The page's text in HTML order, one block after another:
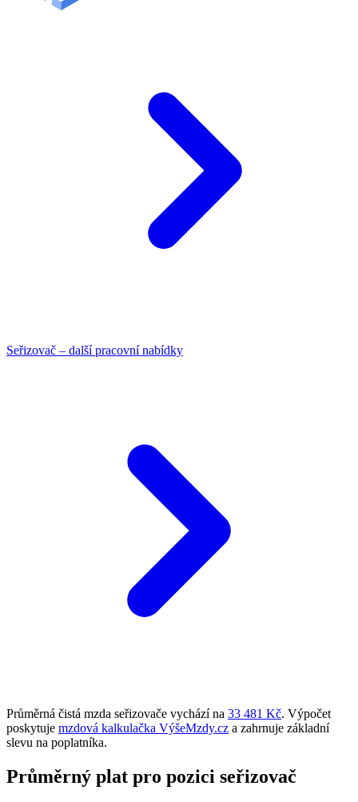
Seřizovač – další pracovní nabídky
Průměrná čistá mzda seřizovače vychází na 33 481 Kč. Výpočet
poskytuje mzdová kalkulačka VýšeMzdy.cz a zahrnuje základní
slevu na poplatníka.
Průměrný plat pro pozici seřizovač